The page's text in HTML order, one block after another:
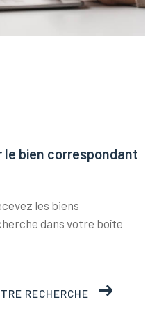
bien correspondant
les biens
dans votre boîte
RECHERCHE